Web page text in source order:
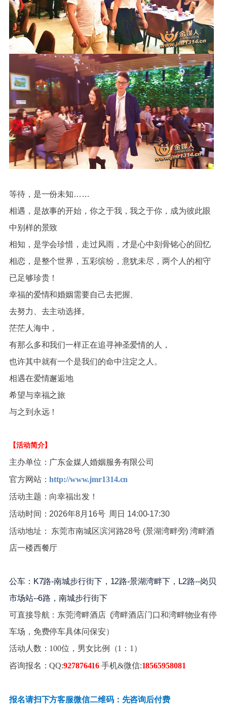
等待，是一份未知……
相遇，是故事的开始，你之于我，我之于你，成为彼此眼
中别样的景致
相知，是学会珍惜，走过风雨，才是心中刻骨铭心的回忆
相恋，是整个世界，五彩缤纷，意犹未尽，两个人的相守
已足够珍贵！
幸福的爱情和婚姻需要自己去把握、
去努力、去主动选择。
茫茫人海中，
有那么多和我们一样正在追寻神圣爱情的人，
也许其中就有一个是我们的命中注定之人。
相遇在爱情邂逅地
希望与幸福之旅
与之到永远！
【活动简介】
主办单位：广东金媒人婚姻服务有限公司
官方网站：http://www.jmr1314.cn
活动主题：向幸福出发！
活动时间：2026年8月16号 周日 14:00-17:30
活动地址： 东莞市南城区滨河路28号 (景湖湾畔旁) 湾畔酒
店一楼西餐厅
公车：K7路-南城步行街下，12路-景湖湾畔下，L2路--岗贝
市场站--6路，南城步行街下
可直接导航：东莞湾畔酒店 (湾畔酒店门口和湾畔物业有停
车场，免费停车具体问保安）
活动人数：100位，男女比例（1：1）
咨询报名：QQ:927876416 手机&微信:18565958081
报名请扫下方客服微信二维码：先咨询后付费